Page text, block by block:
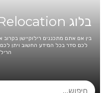
בלוג PassportCard Relocation
בין אם אתם מתכננים רילוקיישן
לכם סדר בכל המידע החשוב ויתן